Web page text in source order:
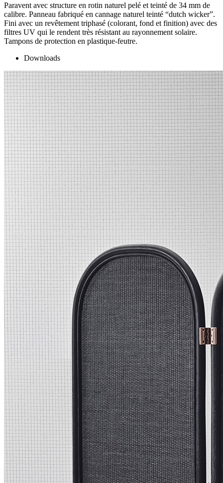
Paravent avec structure en rotin naturel pelé et teinté de 34 mm de
calibre. Panneau fabriqué en cannage naturel teinté “dutch wicker”.
Fini avec un revêtement triphasé (colorant, fond et finition) avec des
filtres UV qui le rendent très résistant au rayonnement solaire.
Tampons de protection en plastique-feutre.
Downloads